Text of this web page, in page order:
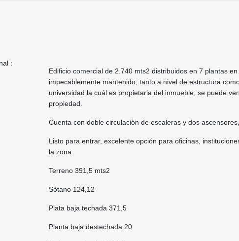
:
Edificio comercial de 2.740 mts2 distribuidos en 7 plantas
impecablemente mantenido, tanto a nivel de estructura
universidad la cuál es propietaria del inmueble, se puede
propiedad.
Cuenta con doble circulación de escaleras y dos
Listo para entrar, excelente opción para oficinas,
la zona.
Terreno 391,5 mts2
Sótano 124,12
Plata baja techada 371,5
Planta baja destechada 20